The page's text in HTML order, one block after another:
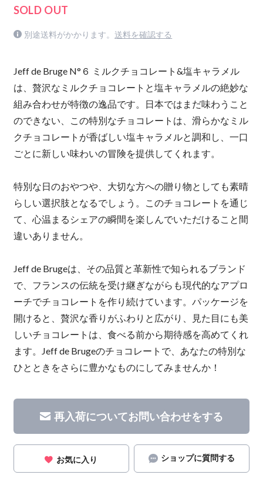
SOLD OUT
別途送料がかかります。 送料を確認する
Jeff de Bruge N°６ ミルクチョコレート&塩キャラメル
は、贅沢なミルクチョコレートと塩キャラメルの絶妙な
組み合わせが特徴の逸品です。日本ではまだ味わうこと
のできない、この特別なチョコレートは、滑らかなミル
クチョコレートが香ばしい塩キャラメルと調和し、一口
ごとに新しい味わいの冒険を提供してくれます。
特別な日のおやつや、大切な方への贈り物としても素晴
らしい選択肢となるでしょう。このチョコレートを通じ
て、心温まるシェアの瞬間を楽しんでいただけること間
違いありません。
Jeff de Brugeは、その品質と革新性で知られるブランド
で、フランスの伝統を受け継ぎながらも現代的なアプロ
ーチでチョコレートを作り続けています。パッケージを
開けると、贅沢な香りがふわりと広がり、見た目にも美
しいチョコレートは、食べる前から期待感を高めてくれ
ます。Jeff de Brugeのチョコレートで、あなたの特別な
ひとときをさらに豊かなものにしてみませんか！
再入荷についてお問い合わせをする
お気に入り ショップに質問する